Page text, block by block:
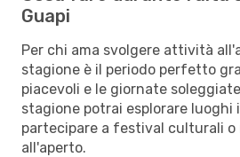
Guapi
Per chi ama svolgere attività
stagione è il periodo perfetto
piacevoli e le giornate
stagione potrai esplorare luoghi
partecipare a festival culturali
all'aperto.